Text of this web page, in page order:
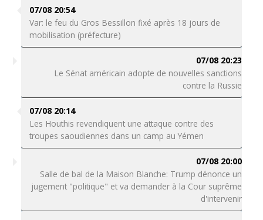
07/08 20:54
Var: le feu du Gros Bessillon fixé après 18 jours de
mobilisation (préfecture)
07/08 20:23
Le Sénat américain adopte de nouvelles sanctions
contre la Russie
07/08 20:14
Les Houthis revendiquent une attaque contre des
troupes saoudiennes dans un camp au Yémen
07/08 20:00
Salle de bal de la Maison Blanche: Trump dénonce un
jugement "politique" et va demander à la Cour suprême
d'intervenir